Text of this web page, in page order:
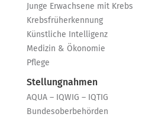
Junge Erwachsene mit Krebs
Krebsfrüherkennung
Künstliche Intelligenz
Medizin & Ökonomie
Pflege
Stellungnahmen
AQUA – IQWIG – IQTIG
Bundesoberbehörden